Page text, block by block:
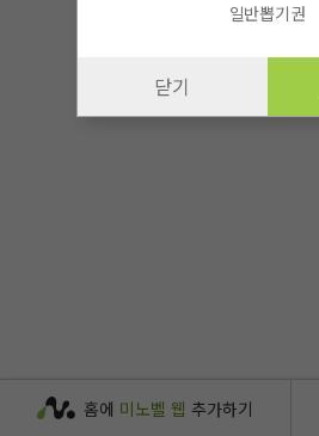
일반뽑기권
닫기
홈에 미노벨 웹 추가하기